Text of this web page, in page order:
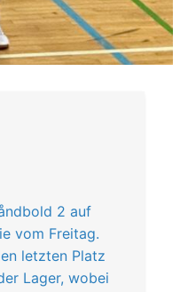
2 auf
vom Freitag.
letzten Platz
Lager, wobei